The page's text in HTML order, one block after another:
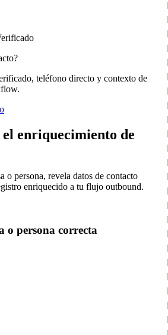
teléfono directo y contexto de
enriquecimiento de
o persona, revela datos de contacto
enriquecido a tu flujo outbound.
o persona correcta